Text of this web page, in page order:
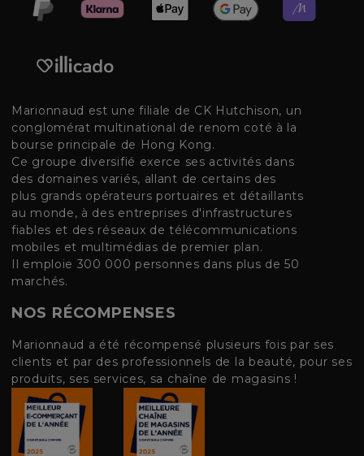
Marionnaud est une filiale de CK Hutchison, un
conglomérat multinational de renom coté à la
bourse principale de Hong Kong.
Ce groupe diversifié exerce ses activités dans
des domaines variés, allant de certains des
plus grands opérateurs portuaires et détaillants
au monde, à des entreprises d'infrastructures
fiables et des réseaux de télécommunications
mobiles et multimédias de premier plan.
Il emploie 300 000 personnes dans plus de 50
marchés.
NOS RÉCOMPENSES
Marionnaud a été récompensé plusieurs fois par ses
clients et par des professionnels de la beauté, pour ses
produits, ses services, sa chaîne de magasins !